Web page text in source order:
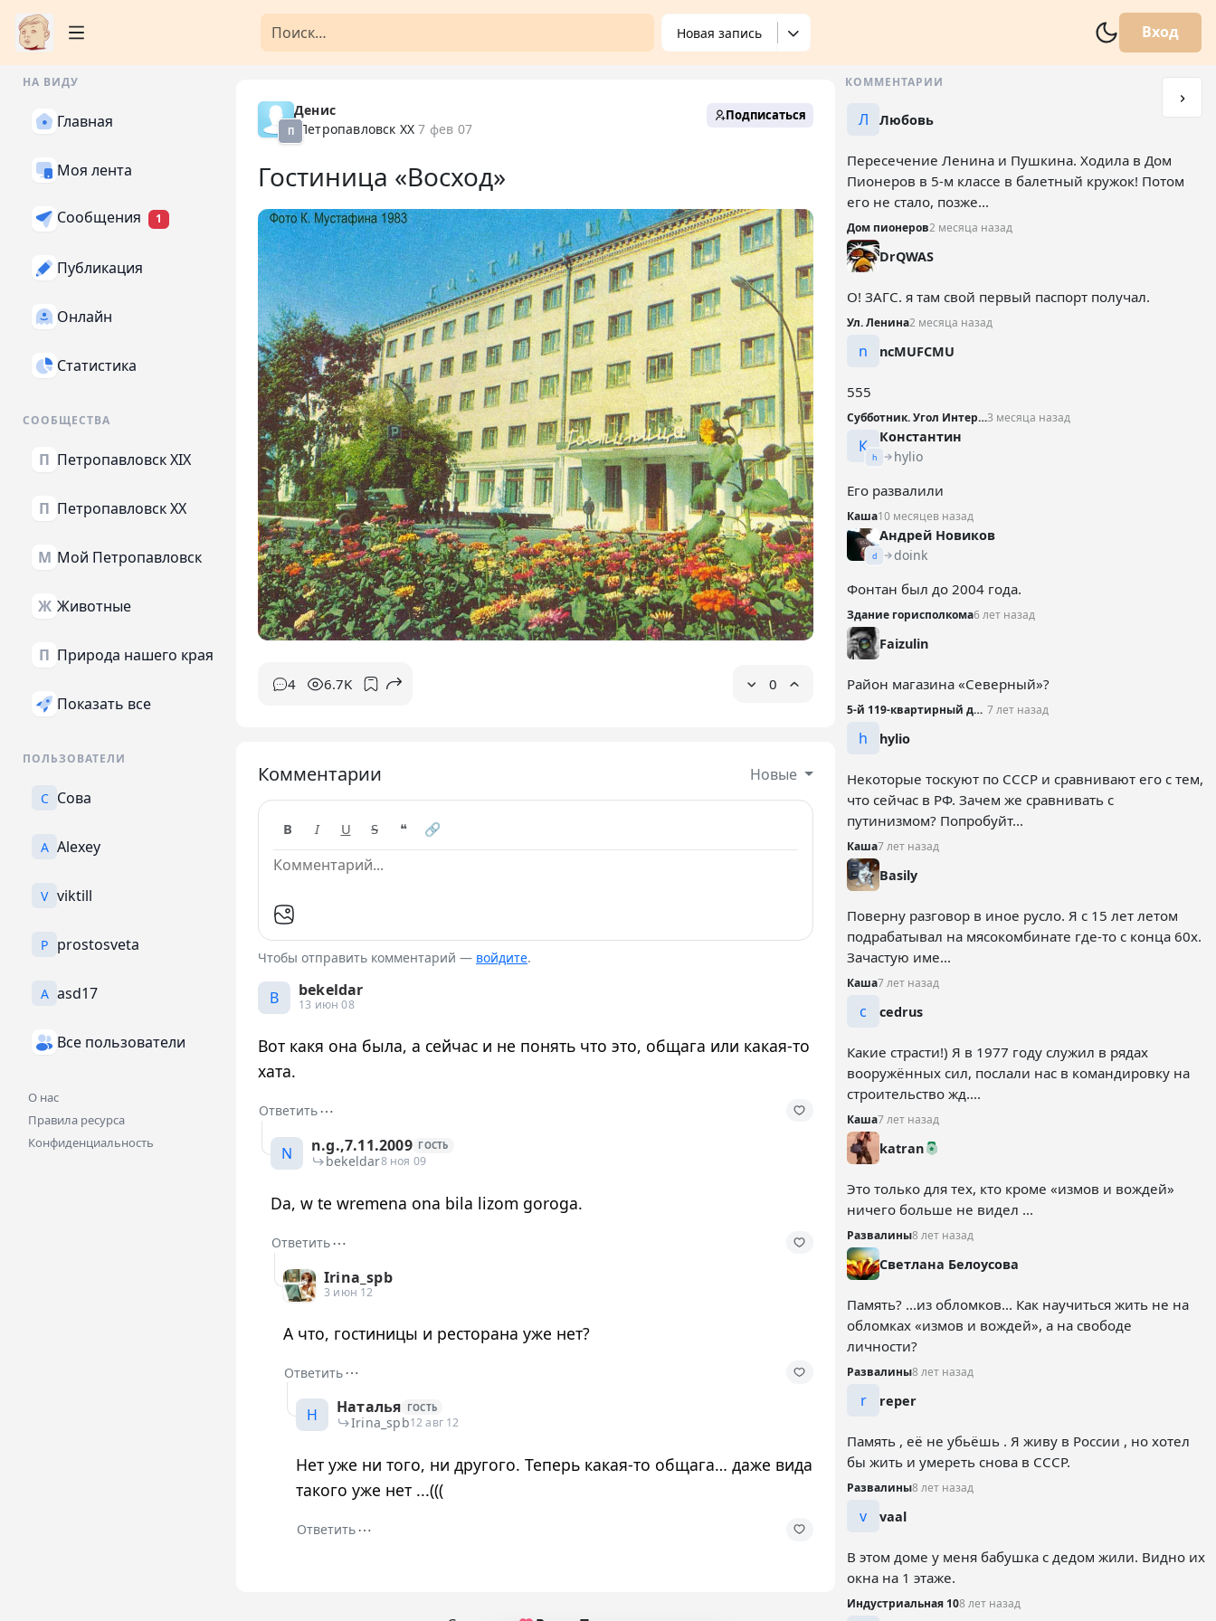
Новая запись Вход
НА ВИДУ
Главная
Моя лента
Сообщения 1
Публикация
Онлайн
Статистика
СООБЩЕСТВА
П Петропавловск XIX
П Петропавловск XX
М Мой Петропавловск
Ж Животные
П Природа нашего края
Показать все
ПОЛЬЗОВАТЕЛИ
С Сова
A Alexey
V viktill
P prostosveta
A asd17
Все пользователи
О нас
Правила ресурса
Конфиденциальность
П
Денис
Петропавловск XX 7 фев 07
Подписаться
Гостиница «Восход»
4 6.7K 0
Комментарии Новые
B I U S ❝ 🔗
Чтобы отправить комментарий — войдите.
B bekeldar
13 июн 08
Вот какя она была, а сейчас и не понять что это, общага или какая-то
хата.
Ответить⋯
N n.g.,7.11.2009 ГОСТЬ
bekeldar8 ноя 09
Da, w te wremena ona bila lizom goroga.
Ответить⋯
Irina_spb
3 июн 12
А что, гостиницы и ресторана уже нет?
Ответить⋯
Н Наталья ГОСТЬ
Irina_spb12 авг 12
Нет уже ни того, ни другого. Теперь какая-то общага… даже вида
такого уже нет ...(((
Ответить⋯
КОММЕНТАРИИ
Л Любовь
Пересечение Ленина и Пушкина. Ходила в Дом
Пионеров в 5-м классе в балетный кружок! Потом
его не стало, позже...
Дом пионеров2 месяца назад
DrQWAS
О! ЗАГС. я там свой первый паспорт получал.
Ул. Ленина2 месяца назад
n ncMUFCMU
555
Субботник. Угол Интернациональной и Театральной3 месяца назад
К
h
Константин
hylio
Его развалили
Каша10 месяцев назад
d
Андрей Новиков
doink
Фонтан был до 2004 года.
Здание горисполкома6 лет назад
Faizulin
Район магазина «Северный»?
5-й 119-квартирный дом, 1969 год 7 лет назад
h hylio
Некоторые тоскуют по СССР и сравнивают его с тем,
что сейчас в РФ. Зачем же сравнивать с
путинизмом? Попробуйт...
Каша7 лет назад
Basily
Поверну разговор в иное русло. Я с 15 лет летом
подрабатывал на мясокомбинате где-то с конца 60х.
Зачастую име...
Каша7 лет назад
c cedrus
Какие страсти!) Я в 1977 году служил в рядах
вооружённых сил, послали нас в командировку на
строительство жд....
Каша7 лет назад
katran
Это только для тех, кто кроме «измов и вождей»
ничего больше не видел ...
Развалины8 лет назад
Светлана Белоусова
Память? ...из обломков... Как научиться жить не на
обломках «измов и вождей», а на свободе
личности?
Развалины8 лет назад
r reper
Память , её не убьёшь . Я живу в России , но хотел
бы жить и умереть снова в СССР.
Развалины8 лет назад
v vaal
В этом доме у меня бабушка с дедом жили. Видно их
окна на 1 этаже.
Индустриальная 108 лет назад